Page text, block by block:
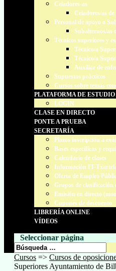
Celadores-as
Celadores/as
Personal de apoyo o
Subalternos/as
Técnicos superiores y
Técnico/a
Técnico/a
Auxiliar de
Supuestos prácticos
Cursos sobre temas
PLATAFORMA DE ESTUDIO
LOGIN
CLASE EN DIRECTO
PONTE A PRUEBA
SECRETARÍA
Plazos inscripción a
Bases específicas y
Calendario de clases
Información IT-
Oferta de Empleo
Grupos de clasificación
Emisión en directo
Cupones de descuento
LIBRERÍA ONLINE
VÍDEOS
Seleccionar página
Cursos => Cursos de
Superiores Ayuntamiento de